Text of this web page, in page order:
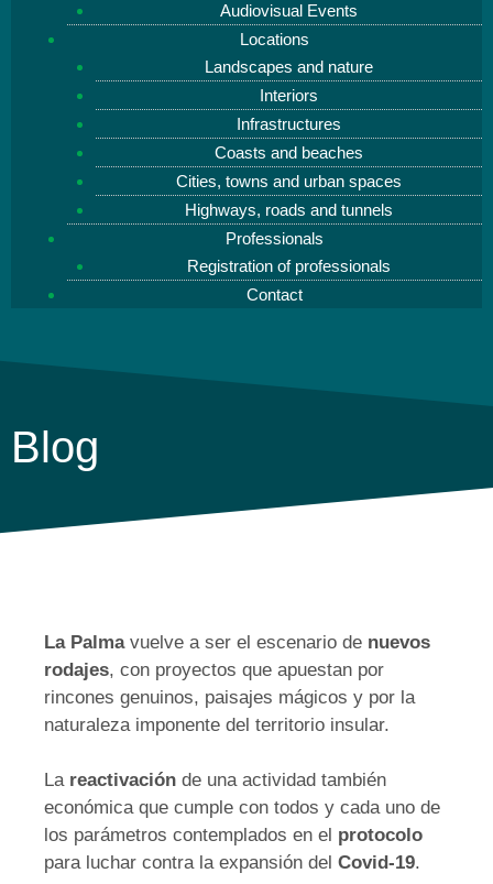
Audiovisual Events
Locations
Landscapes and nature
Interiors
Infrastructures
Coasts and beaches
Cities, towns and urban spaces
Highways, roads and tunnels
Professionals
Registration of professionals
Contact
Blog
La Palmavuelve a ser el escenario de nuevos
rodajes, con proyectos que apuestan por
rincones genuinos, paisajes mágicos y por la
naturaleza imponente del territorio insular.
La reactivación de una actividad también
económica que cumple con todos y cada uno de
los parámetros contemplados en el protocolo
para luchar contra la expansión del Covid-19.